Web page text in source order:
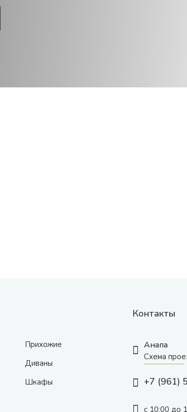
Прихожие
Диваны
Шкафы
Контакты
Анапа
Схема
+7 (961)
с 10:00 до